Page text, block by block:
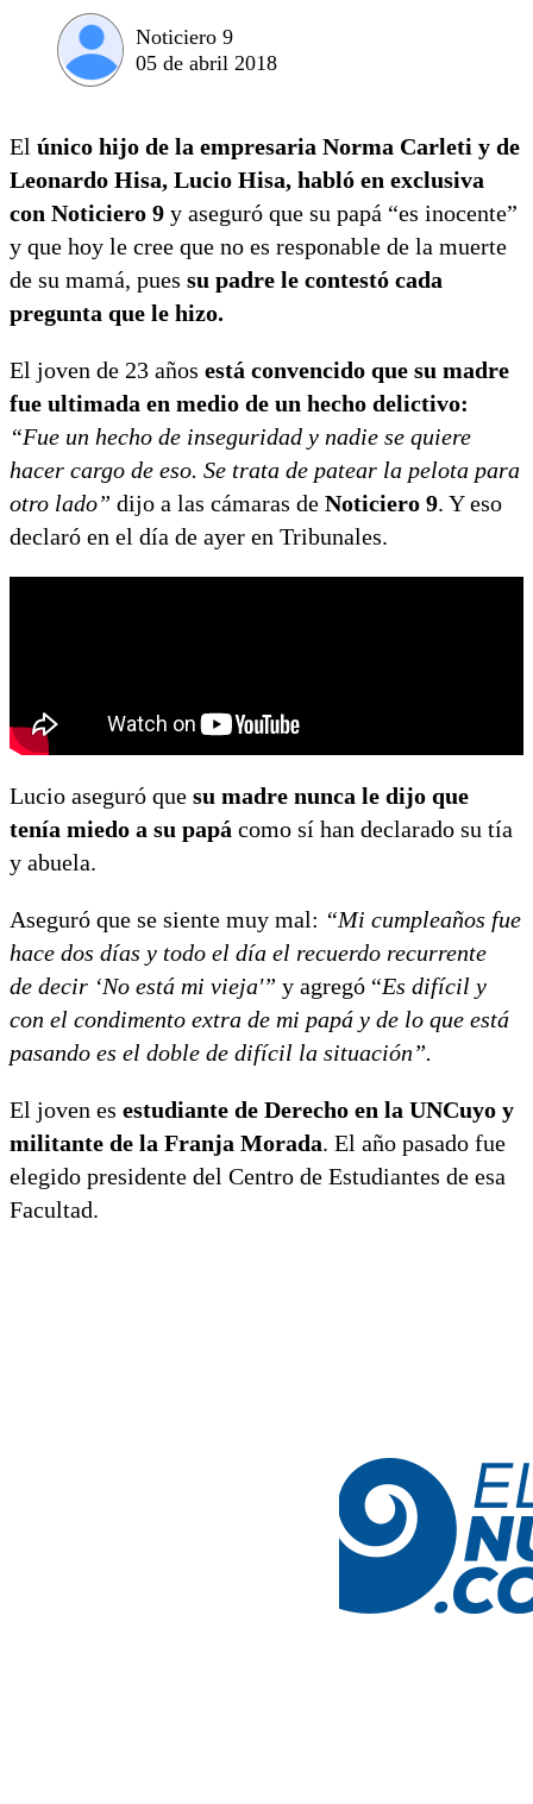
Noticiero 9
05 de abril 2018
El único hijo de la empresaria Norma Carleti y de
Leonardo Hisa, Lucio Hisa, habló en exclusiva
con Noticiero 9 y aseguró que su papá “es inocente”
y que hoy le cree que no es responable de la muerte
de su mamá, pues su padre le contestó cada
pregunta que le hizo.
El joven de 23 años está convencido que su madre
fue ultimada en medio de un hecho delictivo:
“Fue un hecho de inseguridad y nadie se quiere
hacer cargo de eso. Se trata de patear la pelota para
otro lado” dijo a las cámaras de Noticiero 9. Y eso
declaró en el día de ayer en Tribunales.
Lucio aseguró que su madre nunca le dijo que
tenía miedo a su papá como sí han declarado su tía
y abuela.
Aseguró que se siente muy mal: “Mi cumpleaños fue
hace dos días y todo el día el recuerdo recurrente
de decir ‘No está mi vieja'” y agregó “Es difícil y
con el condimento extra de mi papá y de lo que está
pasando es el doble de difícil la situación”.
El joven es estudiante de Derecho en la UNCuyo y
militante de la Franja Morada. El año pasado fue
elegido presidente del Centro de Estudiantes de esa
Facultad.